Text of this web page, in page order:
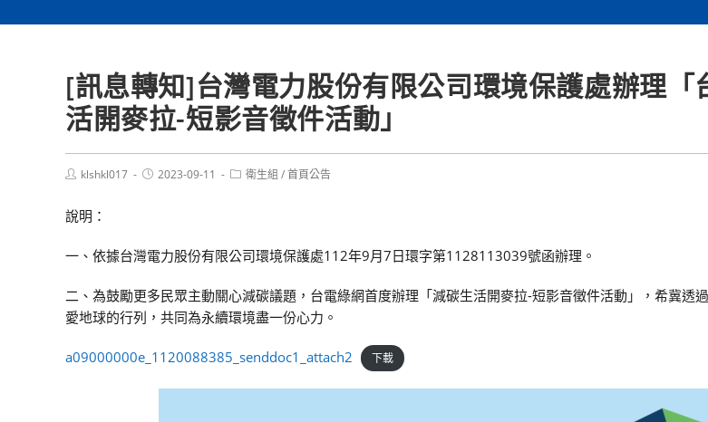
[訊息轉知]台灣電力股份有限公司環境保護處辦理「
活開麥拉-短影音徵件活動」
Postklshkl017
Post2023-09-11
Post衛生組 /首頁公告
說明：
一、依據台灣電力股份有限公司環境保護處112年9月7日環字第1128113039號函辦理。
二、為鼓勵更多民眾主動關心減碳議題，台電綠網首度辦理「減碳生活開麥拉-短影音徵件活動」，希冀透
愛地球的行列，共同為永續環境盡一份心力。
a09000000e_1120088385_senddoc1_attach2 下載